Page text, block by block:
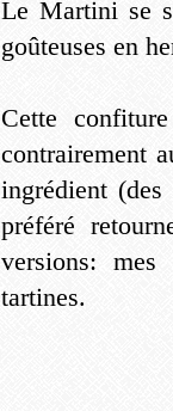
Le Martini se
goûteuses en
Cette
contrairement
ingrédient
préféré
versions:
tartines.